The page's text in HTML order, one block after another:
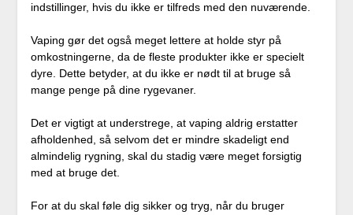
indstillinger, hvis du ikke er tilfreds med den nuværende.
Vaping gør det også meget lettere at holde styr på
omkostningerne, da de fleste produkter ikke er specielt
dyre. Dette betyder, at du ikke er nødt til at bruge så
mange penge på dine rygevaner.
Det er vigtigt at understrege, at vaping aldrig erstatter
afholdenhed, så selvom det er mindre skadeligt end
almindelig rygning, skal du stadig være meget forsigtig
med at bruge det.
For at du skal føle dig sikker og tryg, når du bruger